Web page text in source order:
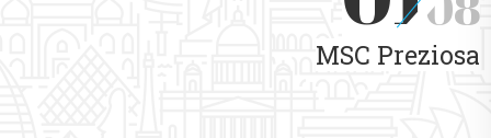
MSC Preziosa